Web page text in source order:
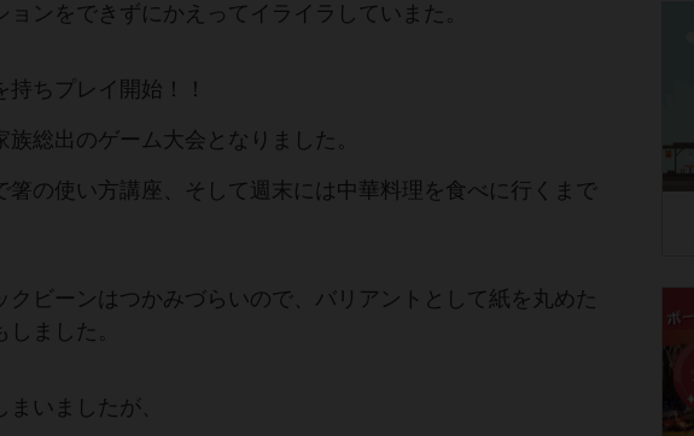
ンをできずにかえってイライラしていまた。
持ちプレイ開始！！
総出のゲーム大会となりました。
箸の使い方講座、そして週末には中華料理を食べに行くまで
クビーンはつかみづらいので、バリアントとして紙を丸めた
ました。
いましたが、